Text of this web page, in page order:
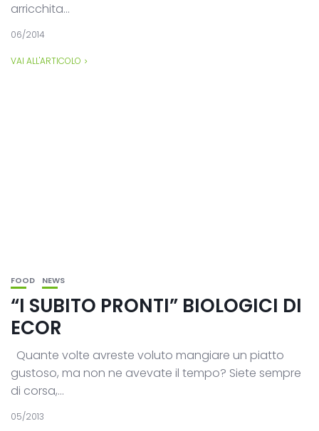
arricchita...
06/2014
VAI ALL'ARTICOLO
FOOD NEWS
“I SUBITO PRONTI” BIOLOGICI DI
ECOR
Quante volte avreste voluto mangiare un piatto
gustoso, ma non ne avevate il tempo? Siete sempre
di corsa,...
05/2013